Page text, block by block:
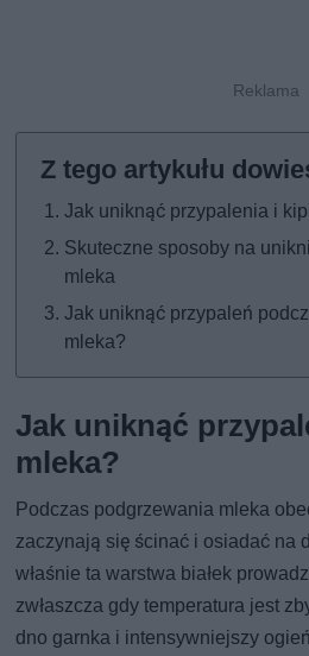
Jak uniknąć przypalenia i
Skuteczne sposoby na
mleka
Jak uniknąć przypaleń
mleka?
Jak uniknąć
mleka?
Podczas podgrzewania mleka
zaczynają się ścinać i osiadać na
właśnie ta warstwa białek
zwłaszcza gdy temperatura jest
dno garnka i intensywniejszy